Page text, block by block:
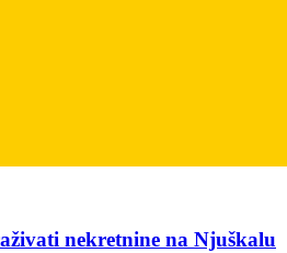
nekretnine na Njuškalu